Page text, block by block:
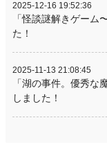
2025-12-16 19:52:36
「怪談謎解きゲーム
た！
2025-11-13 21:08:45
「湖の事件。優秀な
しました！